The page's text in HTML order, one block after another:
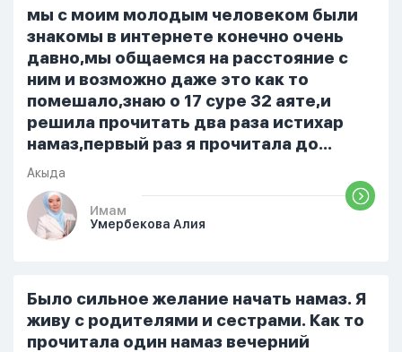
только ночью, иногда засыпаю одна.
Мы пытались ему говорить что так
нельзя но он всё равно делает...
мы с моим молодым человеком были
знакомы в интернете конечно очень
давно,мы общаемся на расстояние с
ним и возможно даже это как то
помешало,знаю о 17 суре 32 аяте,и
решила прочитать два раза истихар
намаз,первый раз я прочитала до
«Аср» намаза и сначала было
тревожно,позже стало спокойно и в
голову начали лезть только хорошие
мысли,во второй раз когда я решила в
русский,потому что боялась
ошибиться и то что намаз не
примется,совершила истихар во время
Акыда
Имам
Умербекова Алия
Было сильное желание начать намаз. Я
живу с родителями и сестрами. Как то
прочитала один намаз вечерний